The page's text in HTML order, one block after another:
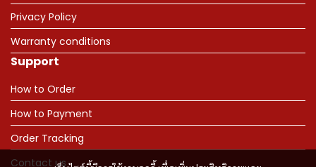
Privacy Policy
Warranty conditions
Support
How to Order
How to Payment
Order Tracking
Contact us